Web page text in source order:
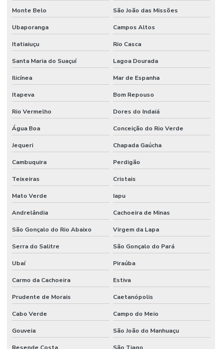
Serviços de mão de obra terceirizada
Serviços Profissionais De Manutenção Preventiva
Serviços de terceirização de mão de obra
Sistemas De Monitoramento Preditivo
Soluções de engenharia e manutenção
Soluções de engenharia para manutenção industrial
Terceirização de facilities
Terceirização de limpeza
Terceirização de manutenção predial
Terceirização de mão de obra
Terceirização de mão de obra industrial
Terceirização de mão de obra técnica
Terceirização de serviços de manutenção predial
Monte Belo São João das Missões
Ubaporanga Campos Altos
Itatiaiuçu Rio Casca
Santa Maria do Suaçuí Lagoa Dourada
Ilicínea Mar de Espanha
Itapeva Bom Repouso
Rio Vermelho Dores do Indaiá
Água Boa Conceição do Rio Verde
Jequeri Chapada Gaúcha
Cambuquira Perdigão
Teixeiras Cristais
Mato Verde Iapu
Andrelândia Cachoeira de Minas
São Gonçalo do Rio Abaixo Virgem da Lapa
Serra do Salitre São Gonçalo do Pará
Ubaí Piraúba
Carmo da Cachoeira Estiva
Prudente de Morais Caetanópolis
Cabo Verde Campo do Meio
Gouveia São João do Manhuaçu
Resende Costa São Tiago